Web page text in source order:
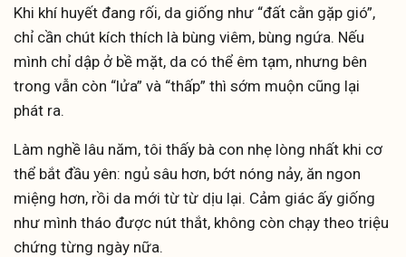
Khi khí huyết đang rối, da giống như “đất cằn gặp gió”,
chỉ cần chút kích thích là bùng viêm, bùng ngứa. Nếu
mình chỉ dập ở bề mặt, da có thể êm tạm, nhưng bên
trong vẫn còn “lửa” và “thấp” thì sớm muộn cũng lại
phát ra.
Làm nghề lâu năm, tôi thấy bà con nhẹ lòng nhất khi cơ
thể bắt đầu yên: ngủ sâu hơn, bớt nóng nảy, ăn ngon
miệng hơn, rồi da mới từ từ dịu lại. Cảm giác ấy giống
như mình tháo được nút thắt, không còn chạy theo triệu
chứng từng ngày nữa.